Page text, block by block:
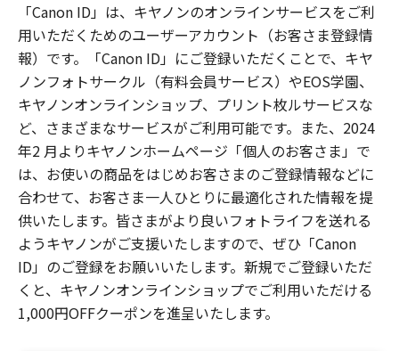
「Canon ID」は、キヤノンのオンラインサービスをご利
用いただくためのユーザーアカウント（お客さま登録情
報）です。「Canon ID」にご登録いただくことで、キヤ
ノンフォトサークル（有料会員サービス）やEOS学園、
キヤノンオンラインショップ、プリント枚ルサービスな
ど、さまざまなサービスがご利用可能です。また、2024
年2 月よりキヤノンホームページ「個人のお客さま」で
は、お使いの商品をはじめお客さまのご登録情報などに
合わせて、お客さま一人ひとりに最適化された情報を提
供いたします。皆さまがより良いフォトライフを送れる
ようキヤノンがご支援いたしますので、ぜひ「Canon
ID」のご登録をお願いいたします。新規でご登録いただ
くと、キヤノンオンラインショップでご利用いただける
1,000円OFFクーポンを進呈いたします。